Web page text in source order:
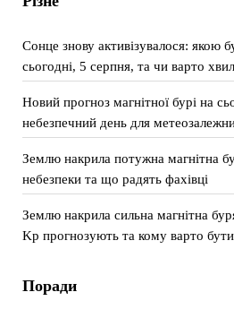
Сонце знову активізувалося: якою
сьогодні, 5 серпня, та чи варто
Новий прогноз магнітної бурі на
небезпечний день для
Землю накрила потужна магнітна
небезпеки та що радять фахівці
Землю накрила сильна магнітна
Kp прогнозують та кому варто
Поради